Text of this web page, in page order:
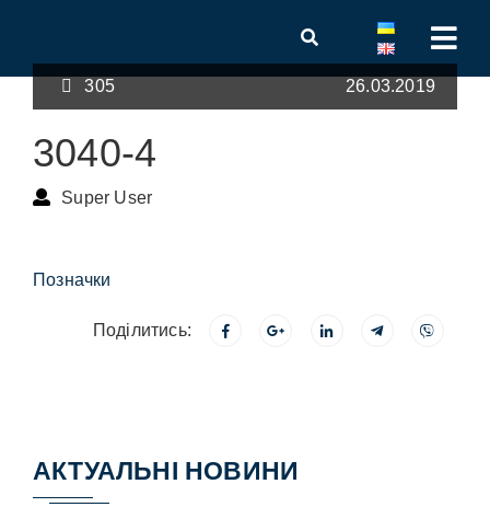
305 26.03.2019
3040-4
Super User
Позначки
Поділитись:
АКТУАЛЬНІ НОВИНИ